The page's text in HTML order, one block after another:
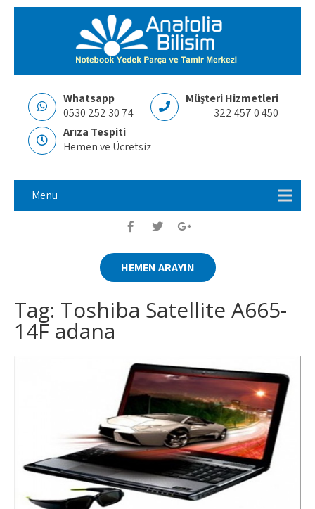
Whatsapp
0530 252 30 74
Müşteri Hizmetleri
322 457 0 450
Arıza Tespiti
Hemen ve Ücretsiz
Menu
HEMEN ARAYIN
Tag: Toshiba Satellite A665-
14F adana